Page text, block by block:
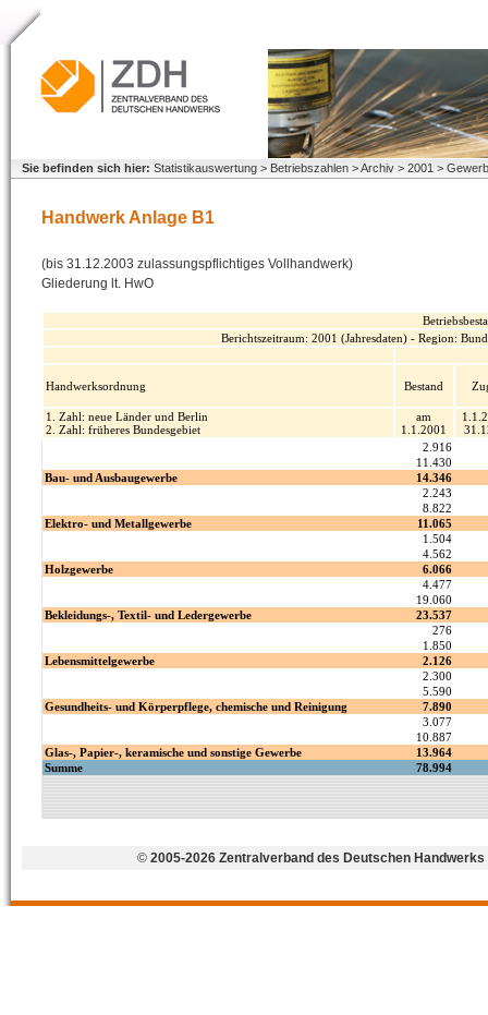
Sie befinden sich hier: Statistikauswertung > Betriebszahlen > Archiv > 2001 >
Handwerk Anlage B1
(bis 31.12.2003 zulassungspflichtiges Vollhandwerk)
Gliederung lt. HwO
© 2005-2026 Zentralverband des Deutschen Handwerks